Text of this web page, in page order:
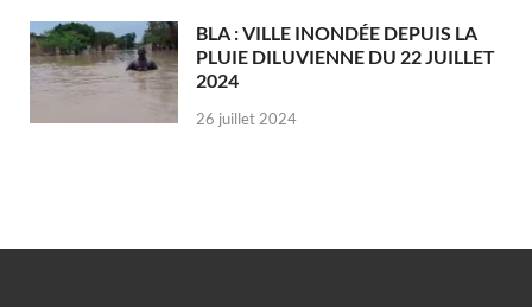
BLA : VILLE INONDÉE DEPUIS LA
PLUIE DILUVIENNE DU 22 JUILLET
2024
26 juillet 2024